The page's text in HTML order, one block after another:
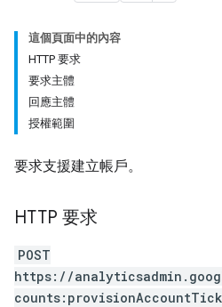
這個頁面中的內容
HTTP 要求
要求主體
回應主體
授權範圍
要求支援建立帳戶。
HTTP 要求
POST
https://